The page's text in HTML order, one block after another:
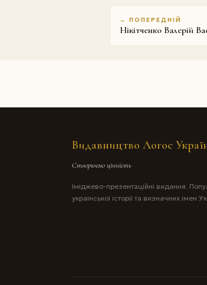
← ПОПЕРЕДНІЙ
Нікітченко Валерій
Видавництво Логос
Створюємо цінність
Іміджево-презентаційні видання.
української історії та визначних імен